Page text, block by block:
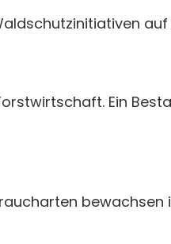
Ein
bewachsen